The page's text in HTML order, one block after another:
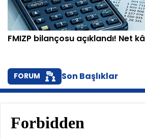
FMIZP bilançosu açıklandı! Net
FORUM Son Başlıklar